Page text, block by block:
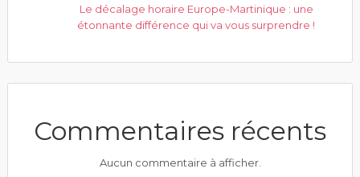
Le décalage horaire Europe-Martinique : une
étonnante différence qui va vous surprendre !
Commentaires récents
Aucun commentaire à afficher.